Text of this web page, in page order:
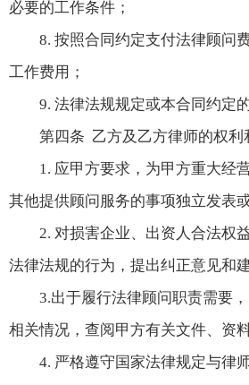
必要的工作条件；
8. 按照合同约定支付法律顾问
工作费用；
9. 法律法规规定或本合同约定
第四条 乙方及乙方律师的权利
1. 应甲方要求，为甲方重大经
其他提供顾问服务的事项独立发表
2. 对损害企业、出资人合法权
法律法规的行为，提出纠正意见和
3.出于履行法律顾问职责需要
相关情况，查阅甲方有关文件、资料
4. 严格遵守国家法律规定与律